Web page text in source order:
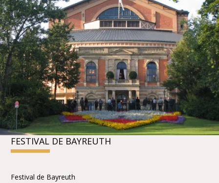
FESTIVAL DE BAYREUTH
Festival de Bayreuth